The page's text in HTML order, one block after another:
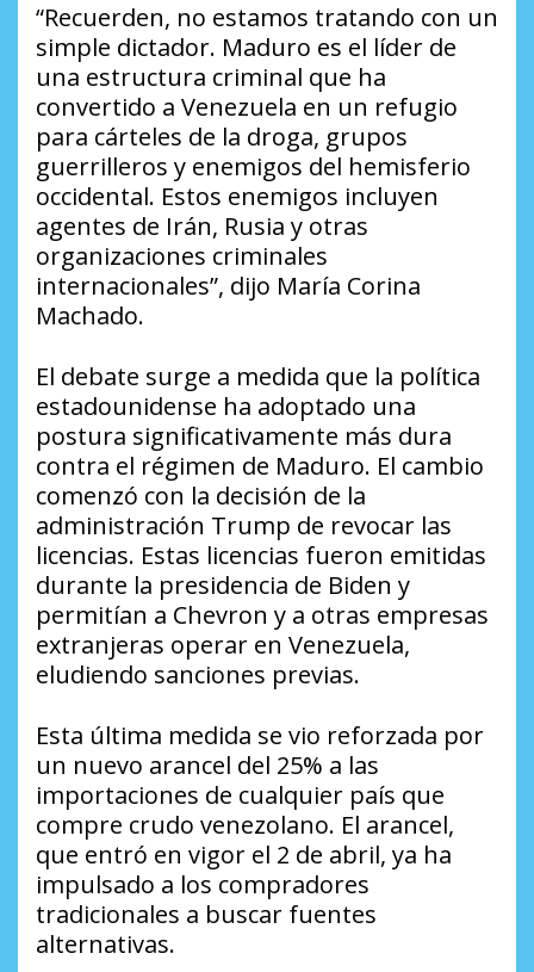
“Recuerden, no estamos tratando con un
simple dictador. Maduro es el líder de
una estructura criminal que ha
convertido a Venezuela en un refugio
para cárteles de la droga, grupos
guerrilleros y enemigos del hemisferio
occidental. Estos enemigos incluyen
agentes de Irán, Rusia y otras
organizaciones criminales
internacionales”, dijo María Corina
Machado.
El debate surge a medida que la política
estadounidense ha adoptado una
postura significativamente más dura
contra el régimen de Maduro. El cambio
comenzó con la decisión de la
administración Trump de revocar las
licencias. Estas licencias fueron emitidas
durante la presidencia de Biden y
permitían a Chevron y a otras empresas
extranjeras operar en Venezuela,
eludiendo sanciones previas.
Esta última medida se vio reforzada por
un nuevo arancel del 25% a las
importaciones de cualquier país que
compre crudo venezolano. El arancel,
que entró en vigor el 2 de abril, ya ha
impulsado a los compradores
tradicionales a buscar fuentes
alternativas.